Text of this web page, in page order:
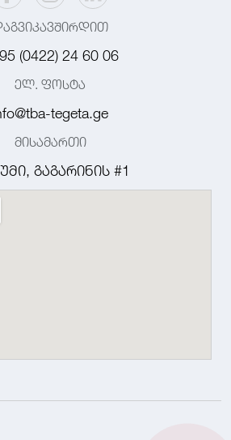
(0422) 24 60 06
ელ. ფოსტა
tegeta.ge
მისამართი
გაგარინის #1